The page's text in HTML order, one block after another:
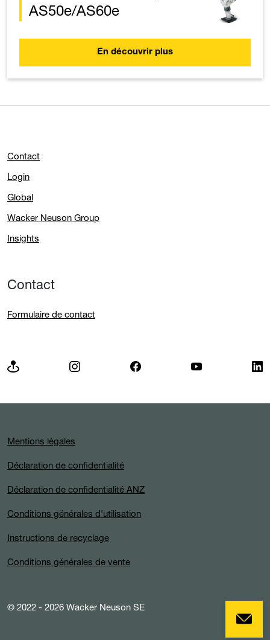
AS50e/AS60e
En découvrir plus
Contact
Login
Global
Wacker Neuson Group
Insights
Contact
Formulaire de contact
Mentions légales
Déclaration de confidentialité
Déclaration de confidentialité ANZ
Conditions générales d'utilisation
Instructions de recyclage
Conditions générales de vente
© 2022 - 2026 Wacker Neuson SE